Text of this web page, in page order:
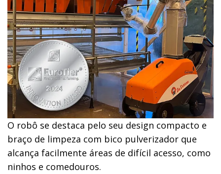
O robô se destaca pelo seu design compacto e
braço de limpeza com bico pulverizador que
alcança facilmente áreas de difícil acesso, como
ninhos e comedouros.